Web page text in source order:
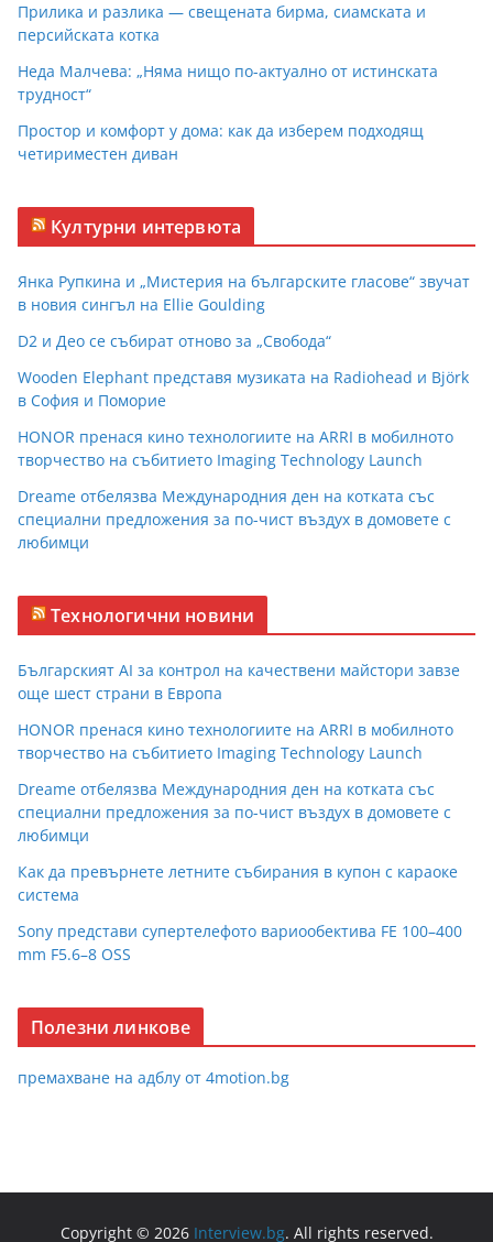
Прилика и разлика — свещената бирма, сиамската и
персийската котка
Неда Малчева: „Няма нищо по-актуално от истинската
трудност“
Простор и комфорт у дома: как да изберем подходящ
четириместен диван
Културни интервюта
Янка Рупкина и „Мистерия на българските гласове“ звучат
в новия сингъл на Ellie Goulding
D2 и Део се събират отново за „Свобода“
Wooden Elephant представя музиката на Radiohead и Björk
в София и Поморие
HONOR пренася кино технологиите на ARRI в мобилното
творчество на събитието Imaging Technology Launch
Dreame отбелязва Международния ден на котката със
специални предложения за по-чист въздух в домовете с
любимци
Технологични новини
Българският AI за контрол на качествени майстори завзе
още шест страни в Европа
HONOR пренася кино технологиите на ARRI в мобилното
творчество на събитието Imaging Technology Launch
Dreame отбелязва Международния ден на котката със
специални предложения за по-чист въздух в домовете с
любимци
Как да превърнете летните събирания в купон с караоке
система
Sony представи супертелефото вариообектива FE 100–400
mm F5.6–8 OSS
Полезни линкове
премахване на адблу от 4motion.bg
Copyright © 2026 Interview.bg. All rights reserved.